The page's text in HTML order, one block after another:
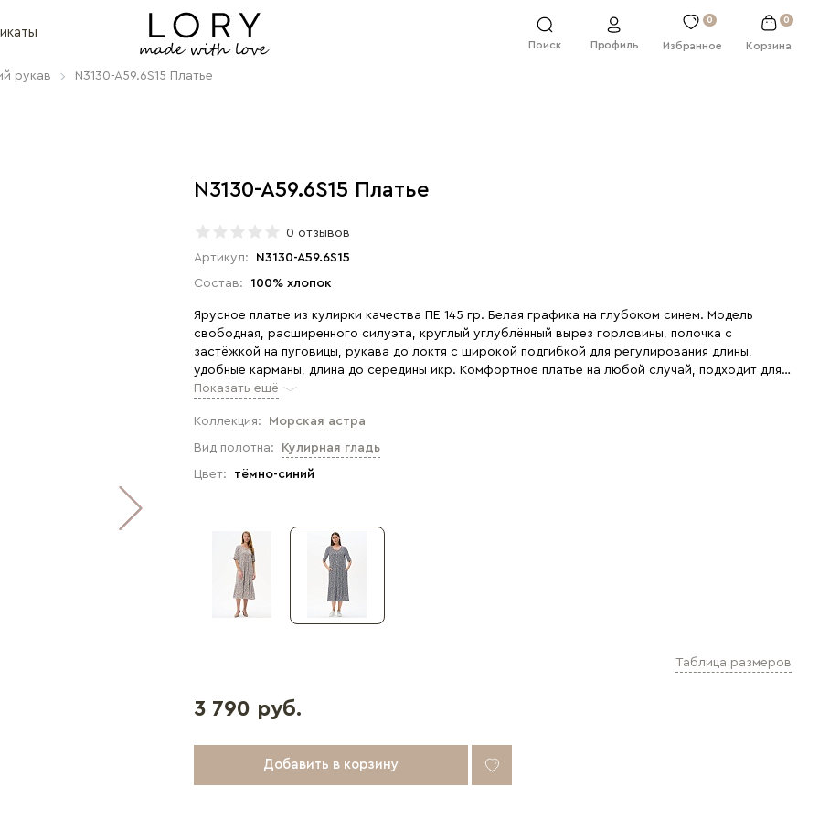
Поиск Профиль
0
Избранное
0
Корзина
рукав N3130-A59.6S15 Платье
N3130-A59.6S15 Платье
0 отзывов
Артикул:
N3130-A59.6S15
Состав:
100% хлопок
Ярусное платье из кулирки качества ПЕ 145 гр. Белая графика на глубоком синем. Модель
свободная, расширенного силуэта, круглый углублённый вырез горловины, полочка с
застёжкой на пуговицы, рукава до локтя с широкой подгибкой для регулирования длины,
удобные карманы, длина до середины икр. Комфортное платье на любой случай, подходит для
города, дома и отдыха. Рост модели 175 см
Показать ещё
Коллекция: Морская астра
Вид полотна: Кулирная гладь
Цвет: тёмно-синий
Таблица размеров
3 790 руб.
Добавить в корзину